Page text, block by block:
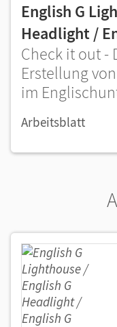
English G
Headlight /
Check it out -
Erstellung
im
Arbeitsblatt